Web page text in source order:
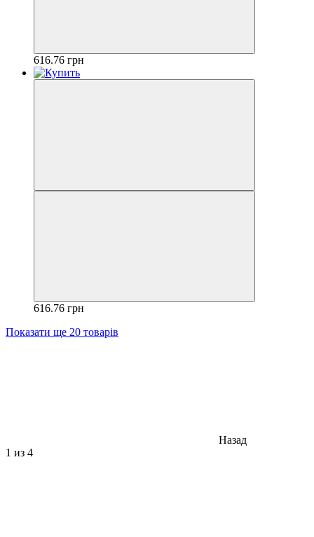
616.76 грн
616.76 грн
Показати ще 20 товарів
Назад
1 из 4